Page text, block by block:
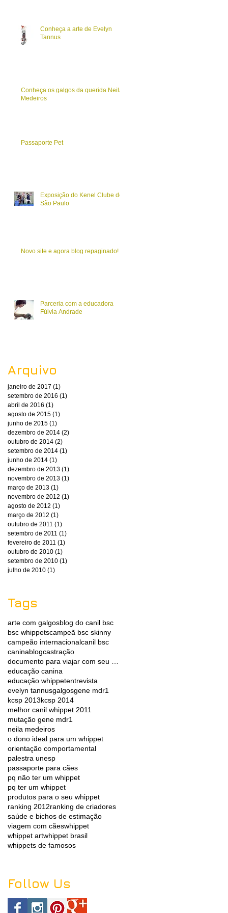
Conheça a arte de Evelyn
Tannus
Conheça os galgos da querida Neila
Medeiros
Passaporte Pet
Exposição do Kenel Clube de
São Paulo
Novo site e agora blog repaginado!
Parceria com a educadora
Fúlvia Andrade
Arquivo
janeiro de 2017 (1)
setembro de 2016 (1)
abril de 2016 (1)
agosto de 2015 (1)
junho de 2015 (1)
dezembro de 2014 (2)
outubro de 2014 (2)
setembro de 2014 (1)
junho de 2014 (1)
dezembro de 2013 (1)
novembro de 2013 (1)
março de 2013 (1)
novembro de 2012 (1)
agosto de 2012 (1)
março de 2012 (1)
outubro de 2011 (1)
setembro de 2011 (1)
fevereiro de 2011 (1)
outubro de 2010 (1)
setembro de 2010 (1)
julho de 2010 (1)
Tags
arte com galgosblog do canil bsc
bsc whippetscampeã bsc skinny
campeão internacionalcanil bsc
caninablogcastração
educação canina
educação whippetentrevista
evelyn tannusgalgosgene mdr1
kcsp 2013kcsp 2014
melhor canil whippet 2011
mutação gene mdr1
neila medeiros
o dono ideal para um whippet
orientação comportamental
palestra unesp
passaporte para cães
pq não ter um whippet
pq ter um whippet
produtos para o seu whippet
ranking 2012ranking de criadores
saúde e bichos de estimação
viagem com cãeswhippet
whippet artwhippet brasil
whippets de famosos
Follow Us